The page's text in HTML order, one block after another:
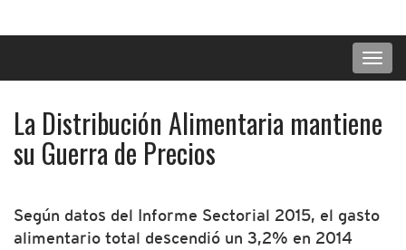
La Distribución Alimentaria mantiene
su Guerra de Precios
Según datos del Informe Sectorial 2015, el gasto
alimentario total descendió un 3,2% en 2014